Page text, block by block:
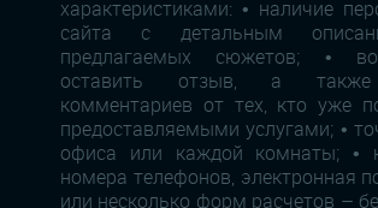
характеристиками: • наличие
сайта с детальным
предлагаемых сюжетов; •
оставить отзыв, а также
комментариев от тех, кто уже
предоставляемыми услугами; •
офиса или каждой комнаты; •
номера телефонов, электронная
или несколько форм расчетов –